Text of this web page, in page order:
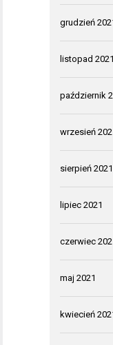
grudzień
listopad 2021
październik
wrzesień
sierpień 2021
lipiec 2021
czerwiec
maj 2021
kwiecień